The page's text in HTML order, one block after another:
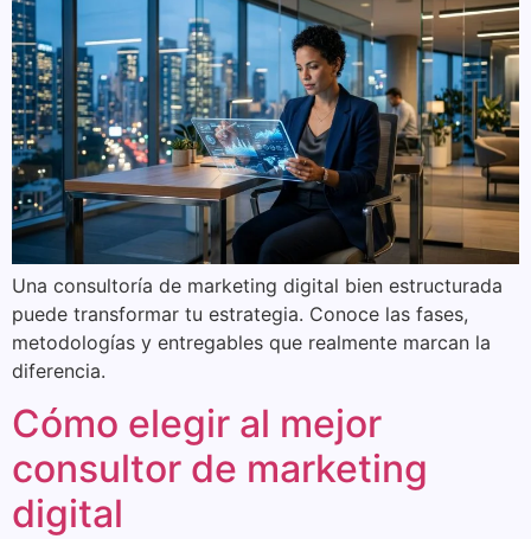
Una consultoría de marketing digital bien estructurada
puede transformar tu estrategia. Conoce las fases,
metodologías y entregables que realmente marcan la
diferencia.
Cómo elegir al mejor
consultor de marketing
digital